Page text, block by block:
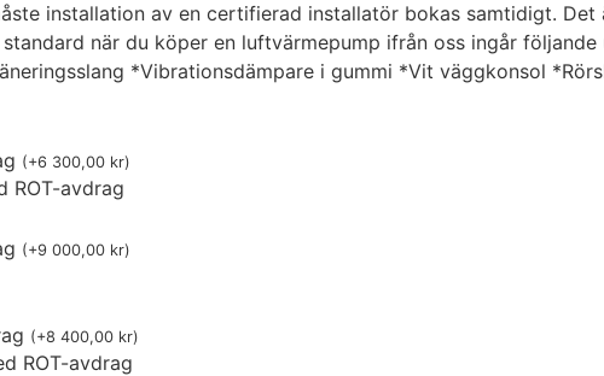
installation av en certifierad installatör bokas samtidigt.
när du köper en luftvärmepump ifrån oss ingår
*Vibrationsdämpare i gummi *Vit väggkonsol
(+6 300,00 kr)
ROT-avdrag
(+9 000,00 kr)
(+8 400,00 kr)
ROT-avdrag